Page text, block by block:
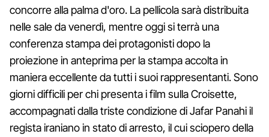
concorre alla palma d'oro. La pellicola sarà distribuita
nelle sale da venerdì, mentre oggi si terrà una
conferenza stampa dei protagonisti dopo la
proiezione in anteprima per la stampa accolta in
maniera eccellente da tutti i suoi rappresentanti. Sono
giorni difficili per chi presenta i film sulla Croisette,
accompagnati dalla triste condizione di Jafar Panahi il
regista iraniano in stato di arresto, il cui sciopero della